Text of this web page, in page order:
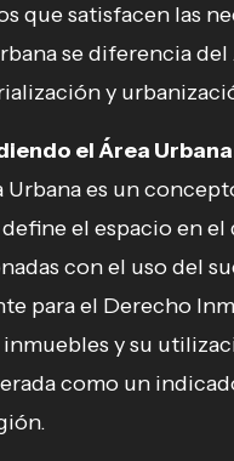
que satisfacen las
se diferencia
y
el Área Urbana
Urbana es un
el espacio en
con el uso del
para el Derecho
y su
como un